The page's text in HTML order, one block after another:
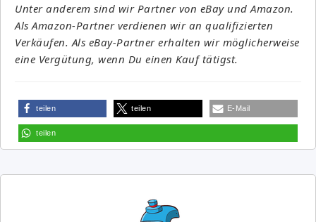
Unter anderem sind wir Partner von eBay und Amazon.
Als Amazon-Partner verdienen wir an qualifizierten
Verkäufen. Als eBay-Partner erhalten wir möglicherweise
eine Vergütung, wenn Du einen Kauf tätigst.
teilen teilen E-Mail
teilen